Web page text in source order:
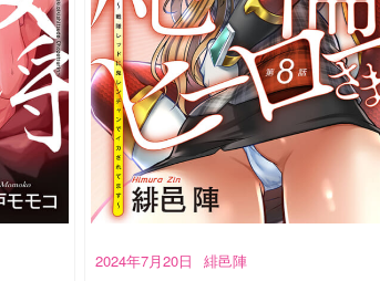
2024年7月20日 緋邑陣